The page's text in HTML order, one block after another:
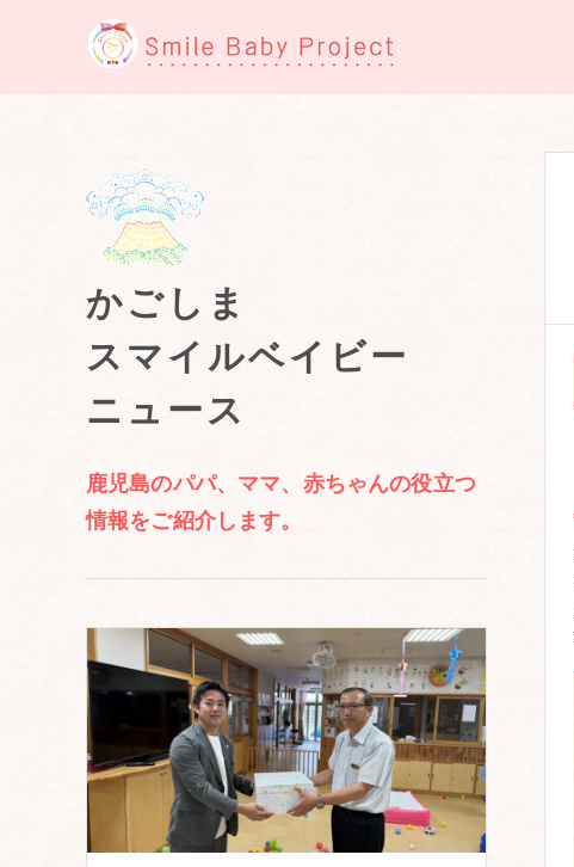
かごしま
スマイルベイビー
ニュース
鹿児島のパパ、ママ、赤ちゃんの役立つ
情報をご紹介します。